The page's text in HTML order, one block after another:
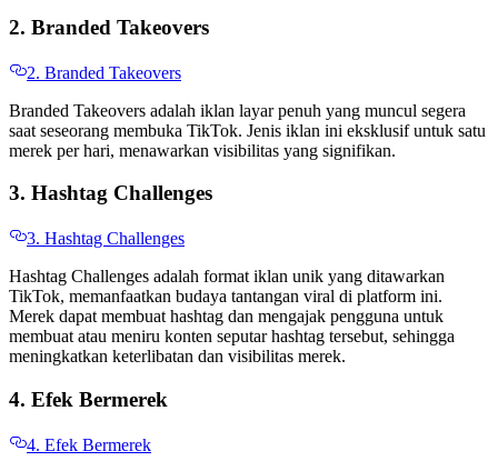
2. Branded Takeovers
2. Branded Takeovers
Branded Takeovers adalah iklan layar penuh yang muncul segera
saat seseorang membuka TikTok. Jenis iklan ini eksklusif untuk satu
merek per hari, menawarkan visibilitas yang signifikan.
3. Hashtag Challenges
3. Hashtag Challenges
Hashtag Challenges adalah format iklan unik yang ditawarkan
TikTok, memanfaatkan budaya tantangan viral di platform ini.
Merek dapat membuat hashtag dan mengajak pengguna untuk
membuat atau meniru konten seputar hashtag tersebut, sehingga
meningkatkan keterlibatan dan visibilitas merek.
4. Efek Bermerek
4. Efek Bermerek